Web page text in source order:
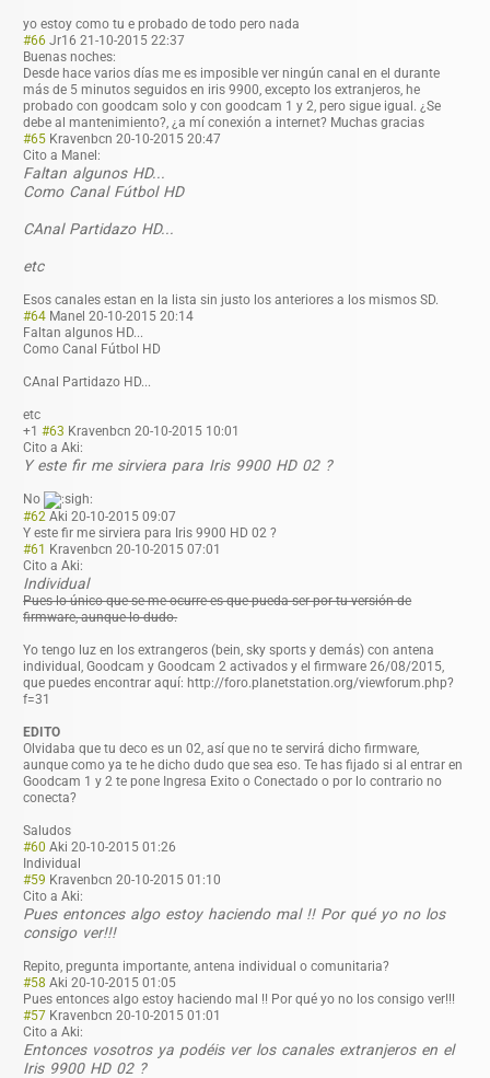
yo estoy como tu e probado de todo pero nada
#66 Jr16 21-10-2015 22:37
Buenas noches:
Desde hace varios días me es imposible ver ningún canal en el durante
más de 5 minutos seguidos en iris 9900, excepto los extranjeros, he
probado con goodcam solo y con goodcam 1 y 2, pero sigue igual. ¿Se
debe al mantenimiento?, ¿a mí conexión a internet? Muchas gracias
#65 Kravenbcn 20-10-2015 20:47
Cito a Manel:
Faltan algunos HD...
Como Canal Fútbol HD
CAnal Partidazo HD...
etc
Esos canales estan en la lista sin justo los anteriores a los mismos SD.
#64 Manel 20-10-2015 20:14
Faltan algunos HD...
Como Canal Fútbol HD
CAnal Partidazo HD...
etc
+1 #63 Kravenbcn 20-10-2015 10:01
Cito a Aki:
Y este fir me sirviera para Iris 9900 HD 02 ?
No
#62 Aki 20-10-2015 09:07
Y este fir me sirviera para Iris 9900 HD 02 ?
#61 Kravenbcn 20-10-2015 07:01
Cito a Aki:
Individual
Pues lo único que se me ocurre es que pueda ser por tu versión de
firmware, aunque lo dudo.
Yo tengo luz en los extrangeros (bein, sky sports y demás) con antena
individual, Goodcam y Goodcam 2 activados y el firmware 26/08/2015,
que puedes encontrar aquí: http://foro.planetstation.org/viewforum.php?
f=31
EDITO
Olvidaba que tu deco es un 02, así que no te servirá dicho firmware,
aunque como ya te he dicho dudo que sea eso. Te has fijado si al entrar en
Goodcam 1 y 2 te pone Ingresa Exito o Conectado o por lo contrario no
conecta?
Saludos
#60 Aki 20-10-2015 01:26
Individual
#59 Kravenbcn 20-10-2015 01:10
Cito a Aki:
Pues entonces algo estoy haciendo mal !! Por qué yo no los
consigo ver!!!
Repito, pregunta importante, antena individual o comunitaria?
#58 Aki 20-10-2015 01:05
Pues entonces algo estoy haciendo mal !! Por qué yo no los consigo ver!!!
#57 Kravenbcn 20-10-2015 01:01
Cito a Aki:
Entonces vosotros ya podéis ver los canales extranjeros en el
Iris 9900 HD 02 ?